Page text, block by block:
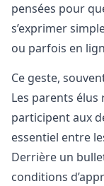
pensées pour
s’exprimer
ou parfois en
Ce geste,
Les parents
participent aux
essentiel entre
Derrière un
conditions